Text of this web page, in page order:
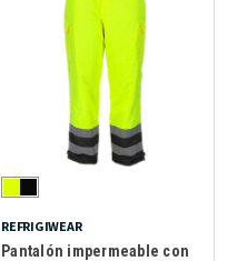
REFRIGIWEAR
Pantalón impermeable con